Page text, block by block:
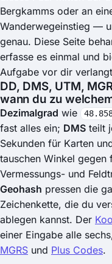
Bergkamms oder an
Wanderwegeinstieg —
genau. Diese Seite
erfasse es einmal und
Aufgabe vor dir
DD, DMS, UTM,
wann du zu
Dezimalgrad wie
fast alles ein; DMS teilt
Sekunden für Karten
tauschen Winkel gegen
Vermessungs- und
Geohash pressen die
Zeichenkette, die du
ablegen kannst. Der
einer Eingabe alle
MGRS und Plus Codes.